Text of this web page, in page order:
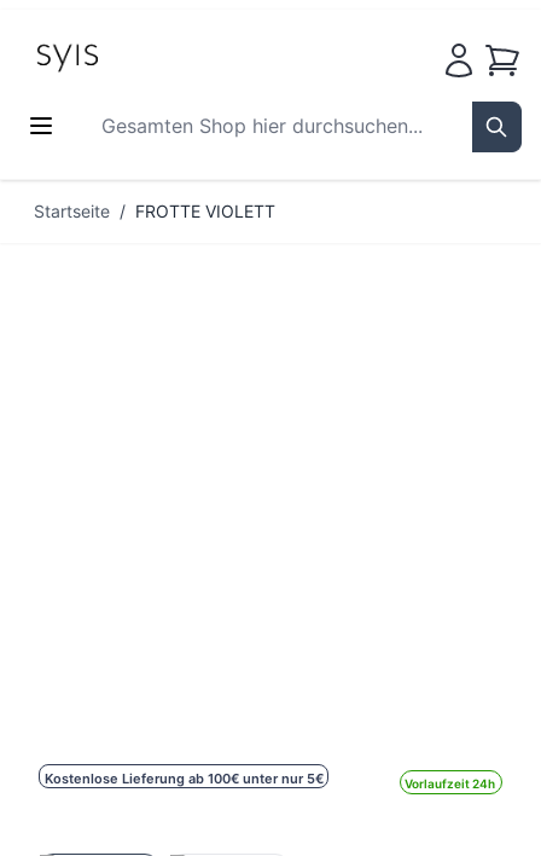
Gesamten Shop hier durchsuchen...
Startseite / FROTTE VIOLETT
Kostenlose Lieferung ab 100€ unter nur 5€ Vorlaufzeit 24h